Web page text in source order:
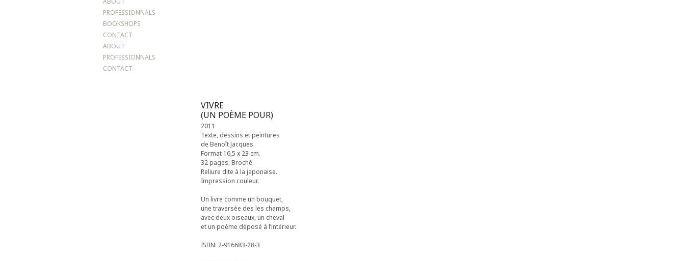
VIVRE
(UN POÈME POUR)
2011
Texte, dessins et peintures
de Benoît Jacques.
Format 16,5 x 23 cm.
32 pages. Broché.
Reliure dite à la japonaise.
Impression couleur.
Un livre comme un bouquet,
une traversée des les champs,
avec deux oiseaux, un cheval
et un poème déposé à l’intérieur.
ISBN: 2-916683-28-3
PROFESSIONNALS
BOOKSHOPS
CONTACT
ABOUT
PROFESSIONNALS
CONTACT